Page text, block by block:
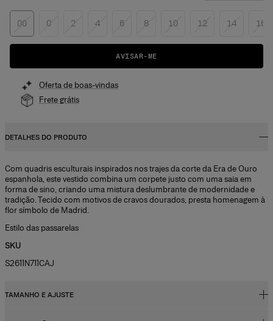
00 0 2 4 6 8 10 12 14 16
AVISAR-ME
Oferta de boas-vindas
Frete grátis
DETALHES DO PRODUTO
Com quadris esculturais inspirados nos trajes da corte da Era de Ouro
espanhola, este vestido combina um corpete justo com uma saia em
forma de sino, criando uma mistura deslumbrante de modernidade e
tradição. Tecido com motivos de cravos dourados, presta homenagem à
flor símbolo de Madrid.
Estilo das passarelas
SKU
S2611N711CAJ
TAMANHO E AJUSTE